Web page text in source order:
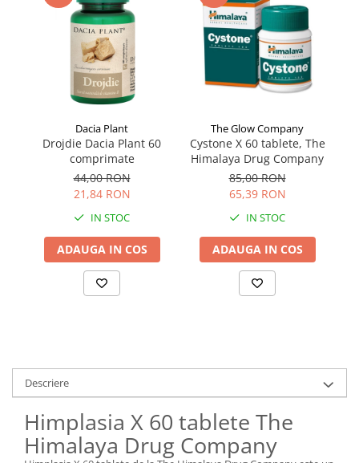
Dacia Plant
Drojdie Dacia Plant 60
comprimate
44,00 RON
21,84 RON
IN STOC
ADAUGA IN COS
The Glow Company
Cystone X 60 tablete, The
Himalaya Drug Company
85,00 RON
65,39 RON
IN STOC
ADAUGA IN COS
Descriere
Himplasia X 60 tablete The
Himalaya Drug Company